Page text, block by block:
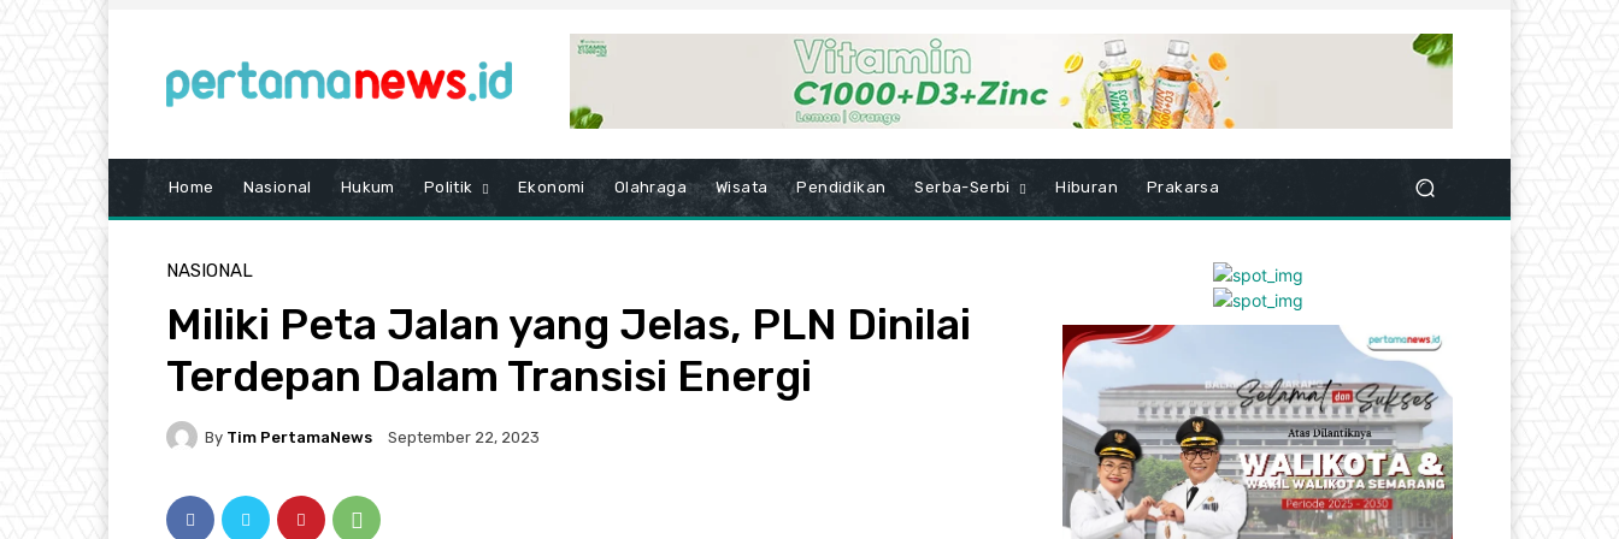
Home Nasional Hukum Politik Ekonomi Olahraga Wisata Pendidikan Serba-Serbi Hiburan Prakarsa
NASIONAL
Miliki Peta Jalan yang Jelas, PLN Dinilai
Terdepan Dalam Transisi Energi
By Tim PertamaNews September 22, 2023